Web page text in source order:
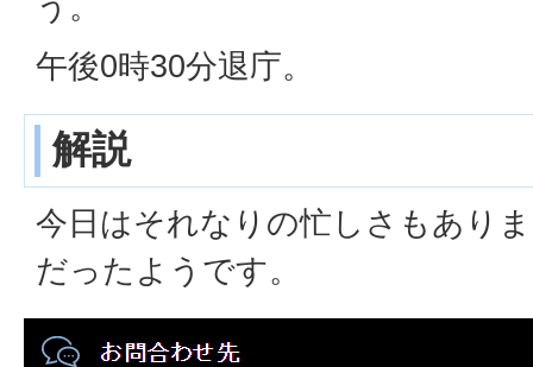
午後0時30分退庁。
解説
今日はそれなりの忙しさもあり
だったようです。